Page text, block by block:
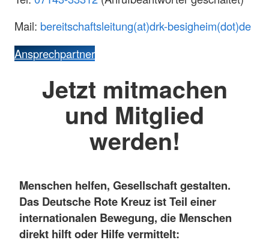
Mail: bereitschaftsleitung(at)drk-besigheim(dot)de
Ansprechpartner
Jetzt mitmachen
und Mitglied
werden!
Menschen helfen, Gesellschaft gestalten.
Das Deutsche Rote Kreuz ist Teil einer
internationalen Bewegung, die Menschen
direkt hilft oder Hilfe vermittelt: